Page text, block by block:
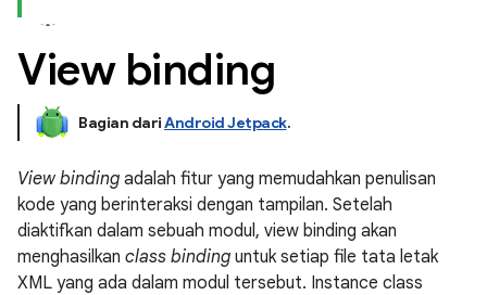
View binding
Bagian dariAndroid Jetpack.
View binding adalah fitur yang memudahkan penulisan
kode yang berinteraksi dengan tampilan. Setelah
diaktifkan dalam sebuah modul, view binding akan
menghasilkan class binding untuk setiap file tata letak
XML yang ada dalam modul tersebut. Instance class